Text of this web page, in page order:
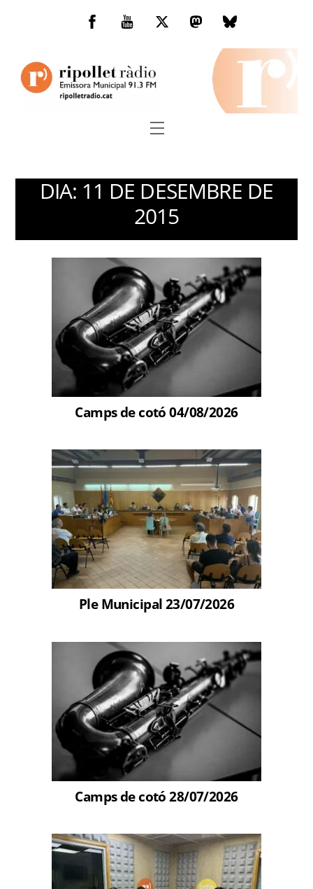
Facebook
You
TwitterMastodonBluesky
Menu
DIA: 11 DE DESEMBRE DE
2015
Camps de cotó 04/08/2026
Ple Municipal 23/07/2026
Camps de cotó 28/07/2026